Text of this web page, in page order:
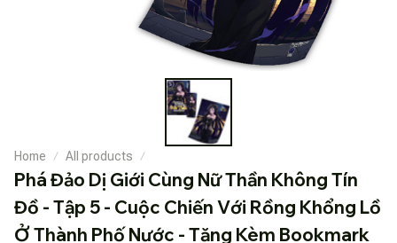
Home All products
Phá Đảo Dị Giới Cùng Nữ Thần Không Tín
Đồ - Tập 5 - Cuộc Chiến Với Rồng Khổng Lồ
Ở Thành Phố Nước - Tặng Kèm Bookmark